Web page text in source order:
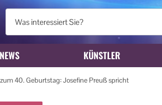
NEWS KÜNSTLER
40. Geburtstag: Josefine Preuß spricht